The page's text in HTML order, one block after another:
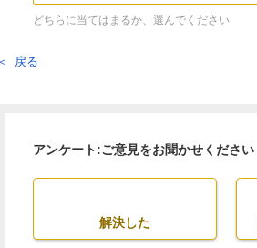
どちらに当てはまるか、選んでください
戻る
アンケート:ご意見をお聞かせください
解決した